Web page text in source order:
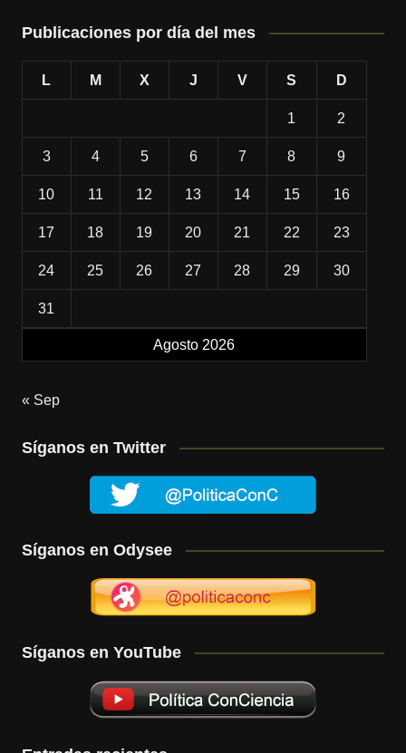
Publicaciones por día del mes
Agosto 2026
L M X J V S D
1 2
3 4 5 6 7 8 9
10 11 12 13 14 15 16
17 18 19 20 21 22 23
24 25 26 27 28 29 30
31
« Sep
Síganos en Twitter
Síganos en Odysee
Síganos en YouTube